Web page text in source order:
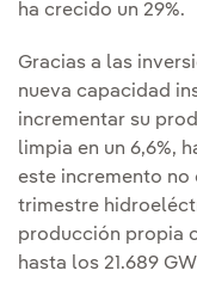
ha crecido un 29%.
Gracias a las
nueva capacidad
incrementar su
limpia en un 6,6%,
este incremento
trimestre
producción propia
hasta los 21.689